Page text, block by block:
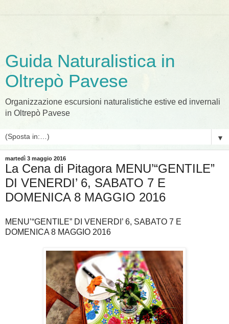
Guida Naturalistica in
Oltrepò Pavese
Organizzazione escursioni naturalistiche estive ed invernali
in Oltrepò Pavese
▼
martedì 3 maggio 2016
La Cena di Pitagora MENU’“GENTILE”
DI VENERDI’ 6, SABATO 7 E
DOMENICA 8 MAGGIO 2016
MENU’“GENTILE” DI VENERDI’ 6, SABATO 7 E
DOMENICA 8 MAGGIO 2016